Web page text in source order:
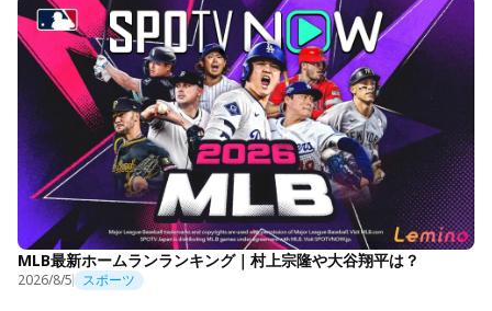
MLB最新ホームランランキング｜村上宗隆や大谷翔平は？
2026/8/5 スポーツ